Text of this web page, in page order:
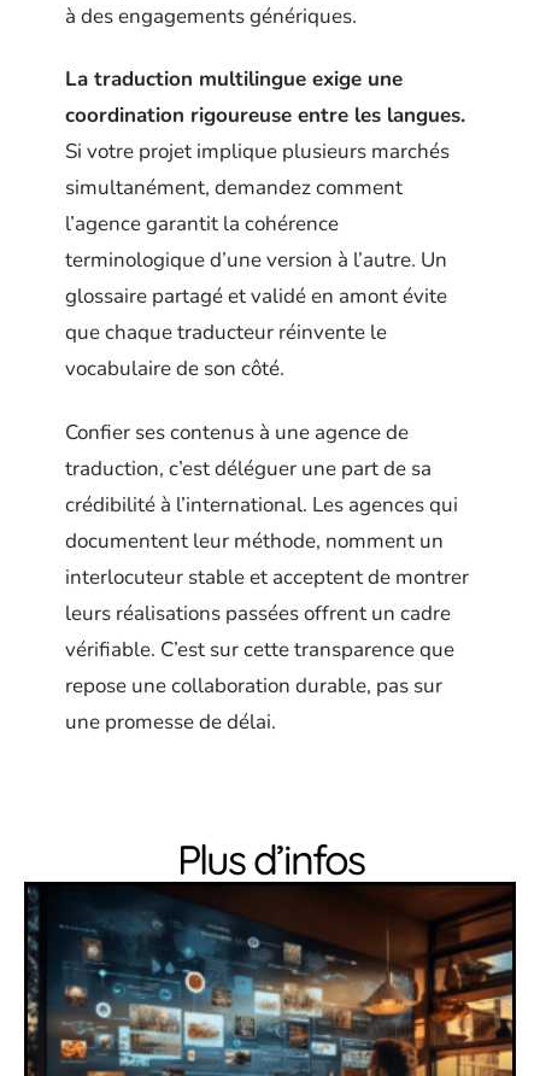
à des engagements génériques.
La traduction multilingue exige une
coordination rigoureuse entre les langues.
Si votre projet implique plusieurs marchés
simultanément, demandez comment
l’agence garantit la cohérence
terminologique d’une version à l’autre. Un
glossaire partagé et validé en amont évite
que chaque traducteur réinvente le
vocabulaire de son côté.
Confier ses contenus à une agence de
traduction, c’est déléguer une part de sa
crédibilité à l’international. Les agences qui
documentent leur méthode, nomment un
interlocuteur stable et acceptent de montrer
leurs réalisations passées offrent un cadre
vérifiable. C’est sur cette transparence que
repose une collaboration durable, pas sur
une promesse de délai.
Plus d’infos